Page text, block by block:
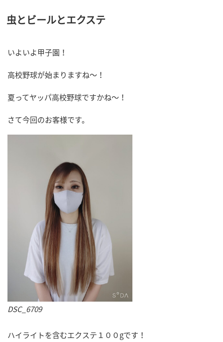
日:
虫とビールとエクステ
いよいよ甲子園！
高校野球が始まりますね～！
夏ってヤッパ高校野球ですかね～！
さて今回のお客様です。
DSC_6709
ハイライトを含むエクステ１００gです！